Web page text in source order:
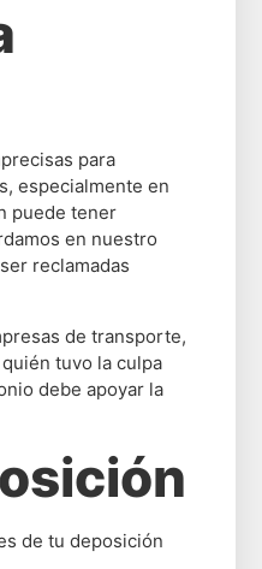
para
especialmente en
puede tener
en nuestro
reclamadas
de transporte,
tuvo la culpa
debe apoyar la
de tu deposición